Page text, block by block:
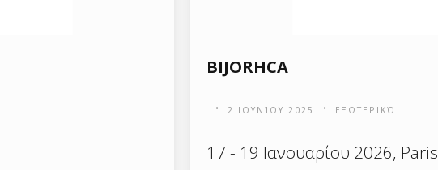
BIJORHCA
2 ΙΟΥΝΊΟΥ 2025 ΕΞΩΤΕΡΙΚΌ
17 - 19 Ιανουαρίου 2026, Paris